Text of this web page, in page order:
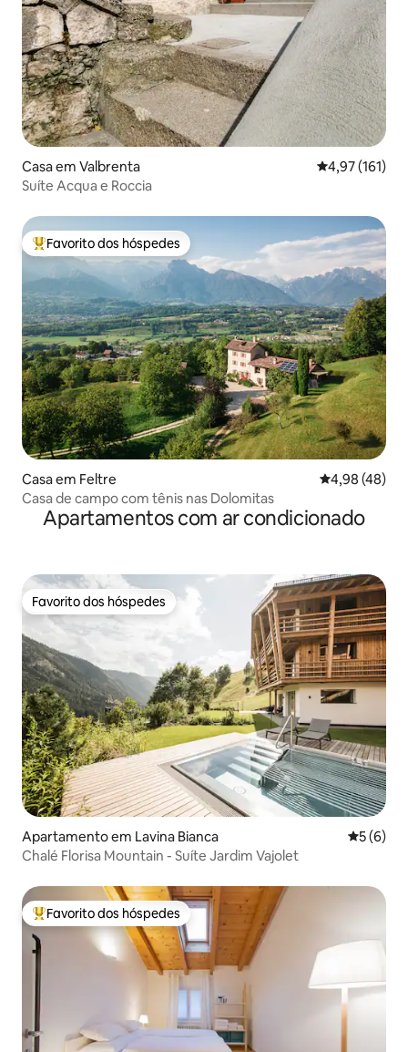
Casa em Valbrenta Classificação
4,97 (161)
Suíte Acqua e Roccia
Favoritos dos hóspedes mais apreciados
Favorito dos hóspedes
Casa em Feltre Classificação
4,98 (48)
Casa de campo com tênis nas Dolomitas
Apartamentos com ar condicionado
Favorito dos hóspedes
Favorito dos hóspedes
Apartamento em Lavina Bianca
5 (6)
Chalé Florisa Mountain - Suíte Jardim Vajolet
Favoritos dos hóspedes mais apreciados
Favorito dos hóspedes